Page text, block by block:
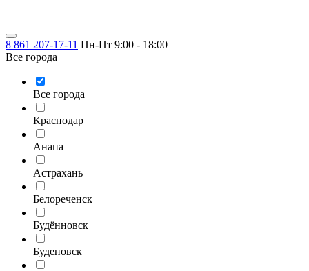
8 861 207-17-11 Пн-Пт 9:00 - 18:00
Все города
Все города
Краснодар
Анапа
Астрахань
Белореченск
Будённовск
Буденовск